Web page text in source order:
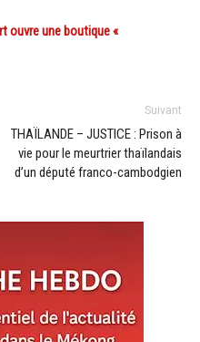
ouvre une boutique «
Suivant
THAÏLANDE – JUSTICE : Prison à
vie pour le meurtrier thaïlandais
d’un député franco-cambodgien